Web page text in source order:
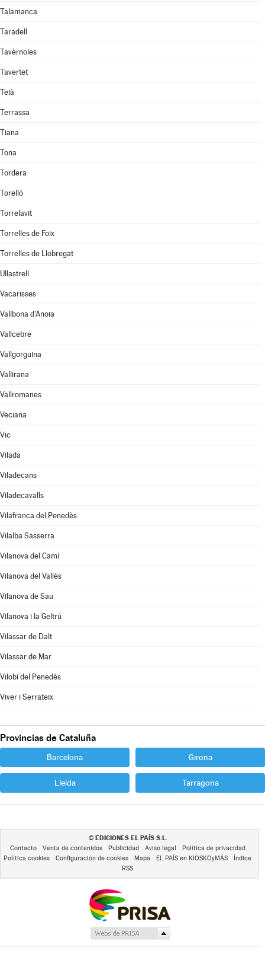
Talamanca
Taradell
Tavèrnoles
Tavertet
Teià
Terrassa
Tiana
Tona
Tordera
Torelló
Torrelavit
Torrelles de Foix
Torrelles de Llobregat
Ullastrell
Vacarisses
Vallbona d'Anoia
Vallcebre
Vallgorguina
Vallirana
Vallromanes
Veciana
Vic
Vilada
Viladecans
Viladecavalls
Vilafranca del Penedès
Vilalba Sasserra
Vilanova del Camí
Vilanova del Vallès
Vilanova de Sau
Vilanova i la Geltrú
Vilassar de Dalt
Vilassar de Mar
Vilobí del Penedès
Viver i Serrateix
Provincias de Cataluña
Barcelona Girona
Lleida Tarragona
© EDICIONES EL PAÍS S.L.
Contacto Venta de contenidos Publicidad Aviso legal
Política de privacidad
Política cookies
Configuración de cookies Mapa EL PAÍS en KIOSKOyMÁS
Índice
RSS